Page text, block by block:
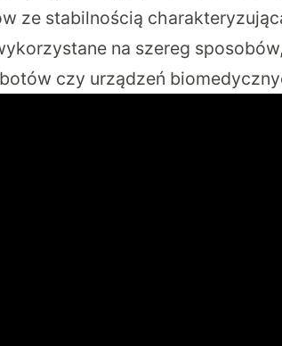
ze stabilnością
na szereg
czy urządzeń